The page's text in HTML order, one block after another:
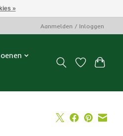
Aanmelden / Inloggen
»